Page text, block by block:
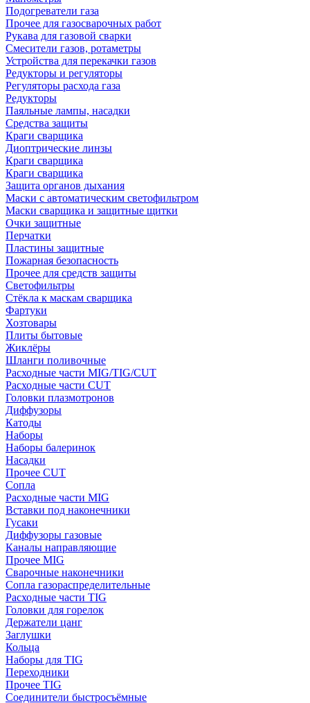
Подогреватели газа
Прочее для газосварочных работ
Рукава для газовой сварки
Смесители газов, ротаметры
Устройства для перекачки газов
Редукторы и регуляторы
Регуляторы расхода газа
Редукторы
Паяльные лампы, насадки
Средства защиты
Краги сварщика
Диоптрические линзы
Краги сварщика
Краги сварщика
Защита органов дыхания
Маски с автоматическим светофильтром
Маски сварщика и защитные щитки
Очки защитные
Перчатки
Пластины защитные
Пожарная безопасность
Прочее для средств защиты
Светофильтры
Стёкла к маскам сварщика
Фартуки
Хозтовары
Плиты бытовые
Жиклёры
Шланги поливочные
Расходные части MIG/TIG/CUT
Расходные части CUT
Головки плазмотронов
Диффузоры
Катоды
Наборы
Наборы балеринок
Насадки
Прочее CUT
Сопла
Расходные части MIG
Вставки под наконечники
Гусаки
Диффузоры газовые
Каналы направляющие
Прочее MIG
Сварочные наконечники
Сопла газораспределительные
Расходные части TIG
Головки для горелок
Держатели цанг
Заглушки
Кольца
Наборы для TIG
Переходники
Прочее TIG
Соединители быстросъёмные